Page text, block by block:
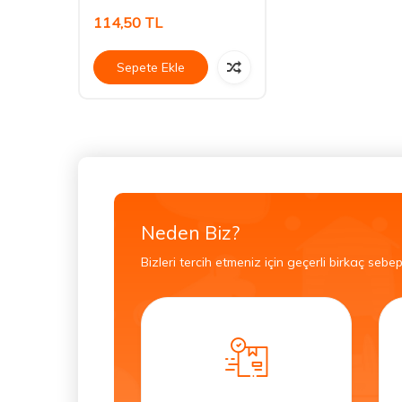
114,50 TL
Sepete Ekle
Neden Biz?
Bizleri tercih etmeniz için geçerli birkaç